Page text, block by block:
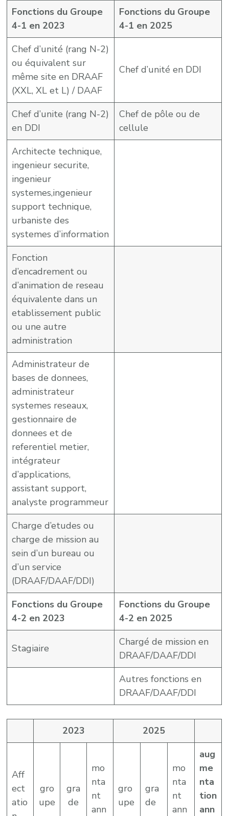
Fonctions du Groupe
4-1 en 2023
Fonctions du Groupe
4-1 en 2025
Chef d’unité (rang N-2)
ou équivalent sur
même site en DRAAF
(XXL, XL et L) / DAAF
Chef d’unité en DDI
Chef d’unite (rang N-2)
en DDI
Chef de pôle ou de
cellule
Architecte technique,
ingenieur securite,
ingenieur
systemes,ingenieur
support technique,
urbaniste des
systemes d’information
Fonction
d’encadrement ou
d’animation de reseau
équivalente dans un
etablissement public
ou une autre
administration
Administrateur de
bases de donnees,
administrateur
systemes reseaux,
gestionnaire de
donnees et de
referentiel metier,
intégrateur
d’applications,
assistant support,
analyste programmeur
Charge d’etudes ou
charge de mission au
sein d’un bureau ou
d’un service
(DRAAF/DAAF/DDI)
Fonctions du Groupe
4-2 en 2023
Fonctions du Groupe
4-2 en 2025
Stagiaire
Chargé de mission en
DRAAF/DAAF/DDI
Autres fonctions en
DRAAF/DAAF/DDI
2023 2025
Aff
ect
atio
gro
upe
gra
de
mo
nta
nt
ann
gro
upe
gra
de
mo
nta
nt
ann
aug
me
nta
tion
ann